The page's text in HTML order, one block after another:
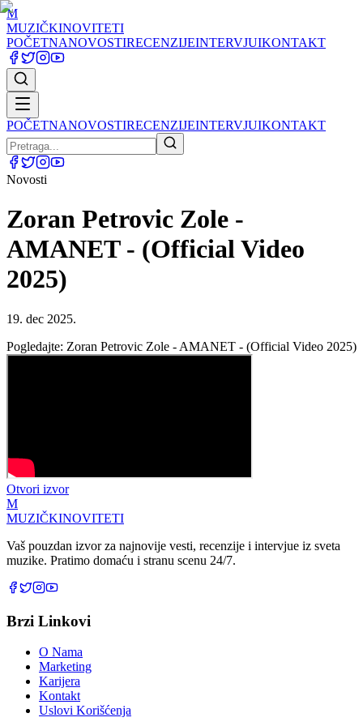
M
MUZIČKINOVITETI
POČETNANOVOSTIRECENZIJEINTERVJUIKONTAKT
POČETNANOVOSTIRECENZIJEINTERVJUIKONTAKT
Novosti
Zoran Petrovic Zole -
AMANET - (Official Video
2025)
19. dec 2025.
Pogledajte: Zoran Petrovic Zole - AMANET - (Official Video 2025)
Otvori izvor
M
MUZIČKINOVITETI
Vaš pouzdan izvor za najnovije vesti, recenzije i intervjue iz sveta
muzike. Pratimo domaću i stranu scenu 24/7.
Brzi Linkovi
O Nama
Marketing
Karijera
Kontakt
Uslovi Korišćenja